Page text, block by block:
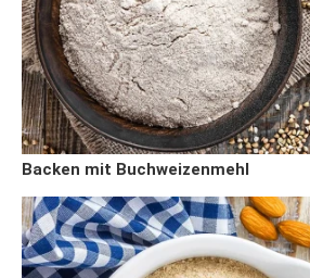
Backen mit Buchweizenmehl